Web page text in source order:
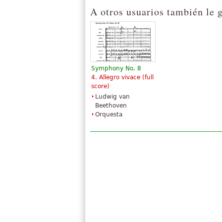
A otros usuarios también le
Symphony No. 8
4. Allegro vivace (full
score)
Ludwig van
Beethoven
Orquesta